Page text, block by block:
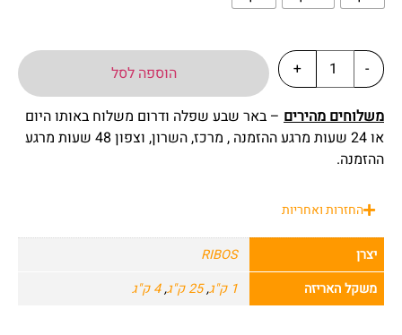
-
+
הוספה לסל
משלוחים מהירים – באר שבע שפלה ודרום משלוח באותו היום
או 24 שעות מרגע ההזמנה , מרכז, השרון, וצפון 48 שעות מרגע
ההזמנה.
החזרות ואחריות
יצרן
RIBOS
משקל האריזה
1 ק"ג ,25 ק"ג ,4 ק"ג